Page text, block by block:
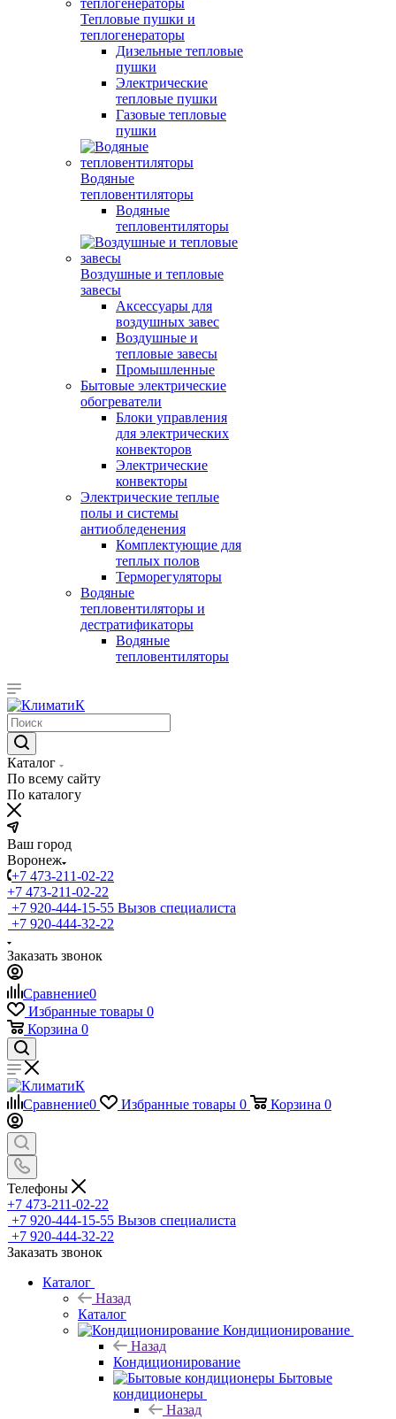
Тепловые пушки и
теплогенераторы
Дизельные тепловые
пушки
Электрические
тепловые пушки
Газовые тепловые
пушки
Водяные
тепловентиляторы
Водяные
тепловентиляторы
Воздушные и тепловые
завесы
Аксессуары для
воздушных завес
Воздушные и
тепловые завесы
Промышленные
Бытовые электрические
обогреватели
Блоки управления
для электрических
конвекторов
Электрические
конвекторы
Электрические теплые
полы и системы
антиобледенения
Комплектующие для
теплых полов
Терморегуляторы
Водяные
тепловентиляторы и
дестратификаторы
Водяные
тепловентиляторы
Каталог
По всему сайту
По каталогу
Ваш город
Воронеж
+7 473-211-02-22
+7 473-211-02-22
+7 920-444-15-55 Вызов специалиста
+7 920-444-32-22
Заказать звонок
Сравнение0
Избранные товары 0
Корзина 0
Сравнение0 Избранные товары 0 Корзина 0
Телефоны
+7 473-211-02-22
+7 920-444-15-55 Вызов специалиста
+7 920-444-32-22
Заказать звонок
Каталог
Назад
Каталог
Кондиционирование
Назад
Кондиционирование
Бытовые
кондиционеры
Назад